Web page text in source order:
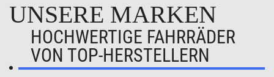
UNSERE MARKEN
HOCHWERTIGE FAHRRÄDER
VON TOP-HERSTELLERN